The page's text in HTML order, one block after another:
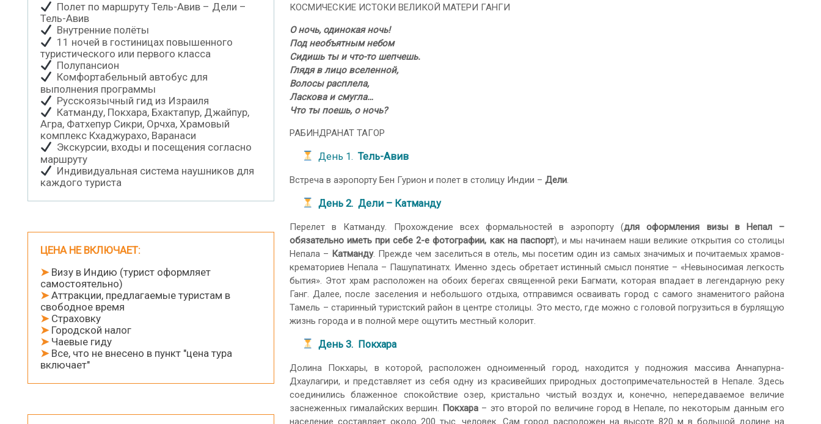
Полет по маршруту Тель-Авив – Дели –
Тель-Авив
Внутренние полёты
11 ночей в гостиницах повышенного
туристического или первого класса
Полупансион
Комфортабельный автобус для
выполнения программы
Русскоязычный гид из Израиля
Катманду, Покхара, Бхактапур, Джайпур,
Агра, Фатхепур Сикри, Орчха, Храмовый
комплекс Кхаджурахо, Варанаси
Экскурсии, входы и посещения согласно
маршруту
Индивидуальная система наушников для
каждого туриста
ЦЕНА НЕ ВКЛЮЧАЕТ:
➤Визу в Индию (турист оформляет
самостоятельно)
➤Аттракции, предлагаемые туристам в
свободное время
➤Страховку
➤Городской налог
➤Чаевые гиду
➤Все, что не внесено в пункт "цена тура
включает"
КОСМИЧЕСКИЕ ИСТОКИ ВЕЛИКОЙ МАТЕРИ ГАНГИ
О ночь, одинокая ночь!
Под необъятным небом
Сидишь ты и что-то шепчешь.
Глядя в лицо вселенной,
Волосы расплела,
Ласкова и смугла…
Что ты поешь, о ночь?
РАБИНДРАНАТ ТАГОР
День 1. Тель-Авив
Встреча в аэропорту Бен Гурион и полет в столицу Индии –Дели.
День 2. Дели – Катманду
Перелет в Катманду. Прохождение всех формальностей в аэропорту (для оформления визы в Непал –
обязательно иметь при себе 2-е фотографии, как на паспорт), и мы начинаем наши великие открытия со столицы
Непала – Катманду. Прежде чем заселиться в отель, мы посетим один из самых значимых и почитаемых храмов-
крематориев Непала – Пашупатинатх. Именно здесь обретает истинный смысл понятие – «Невыносимая легкость
бытия». Этот храм расположен на обоих берегах священной реки Багмати, которая впадает в легендарную реку
Ганг. Далее, после заселения и небольшого отдыха, отправимся осваивать город с самого знаменитого района
Тамель – старинный туристский район в центре столицы. Это место, где можно с головой погрузиться в бурлящую
жизнь города и в полной мере ощутить местный колорит.
День 3. Покхара
Долина Покхары, в которой, расположен одноименный город, находится у подножия массива Аннапурна-
Дхаулагири, и представляет из себя одну из красивейших природных достопримечательностей в Непале. Здесь
соединились блаженное спокойствие озер, кристально чистый воздух и, конечно, непередаваемое величие
заснеженных гималайских вершин. Покхара – это второй по величине город в Непале, по некоторым данным его
население составляет около 200 тыс. человек. Сам город расположен на высоте 820 м в большой долине на